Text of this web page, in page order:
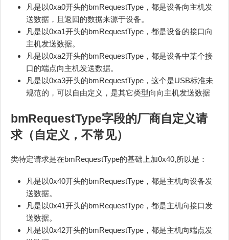
凡是以0xa0开头的bmRequestType，都是设备向主机发
送数据，且返回的数据来源于设备。
凡是以0xa1开头的bmRequestType，都是设备的接口向
主机发送数据。
凡是以0xa2开头的bmRequestType，都是设备中某个接
口的端点向主机发送数据。
凡是以0xa3开头的bmRequestType，这个是USB标准未
规范的，可以自由定义，是其它类型向向主机发送数据
bmRequestType字段的厂商自定义请
求（自定义，不常见）
类特定请求是在bmRequestType的基础上加0x40,所以是：
凡是以0x40开头的bmRequestType，都是主机向设备发
送数据。
凡是以0x41开头的bmRequestType，都是主机向接口发
送数据。
凡是以0x42开头的bmRequestType，都是主机向端点发